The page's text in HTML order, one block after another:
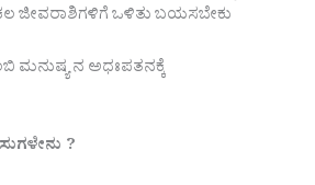
ಜೀವರಾಶಿಗಳಿಗೆ ಒಳಿತು ಬಯಸಬೇಕು
ಮನುಷ್ಯ ನ ಅಧಃಪತನಕ್ಕೆ
?